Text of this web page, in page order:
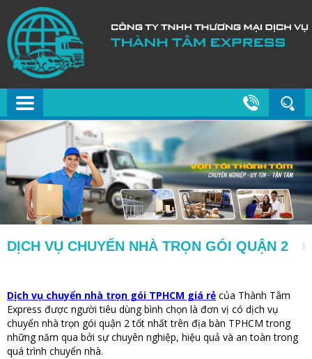
DỊCH VỤ CHUYỂN NHÀ TRỌN GÓI QUẬN 2
Dịch vụ chuyển nhà trọn gói TPHCM giá rẻ của Thành Tâm
Express được người tiêu dùng bình chọn là đơn vị có dịch vụ
chuyển nhà trọn gói quận 2 tốt nhất trên địa bàn TPHCM trong
những năm qua bởi sự chuyên nghiệp, hiệu quả và an toàn trong
quá trình chuyển nhà.​